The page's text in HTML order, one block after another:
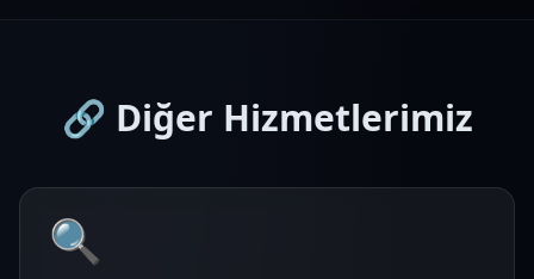
🔗 Diğer Hizmetlerimiz
🔍